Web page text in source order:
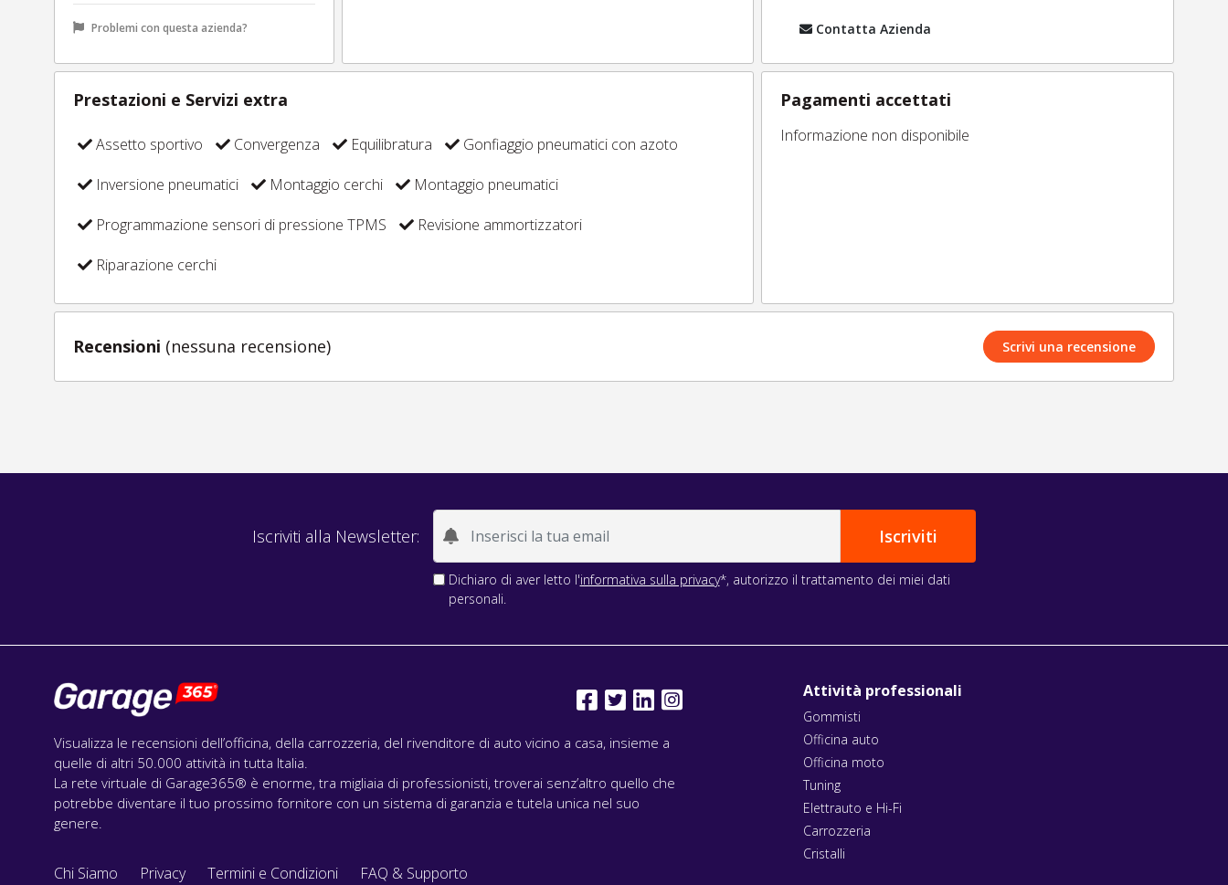
Problemi con questa azienda? Contatta Azienda
Prestazioni e Servizi extra
Assetto sportivo Convergenza Equilibratura
Gonfiaggio pneumatici con azoto
Inversione pneumatici
Montaggio cerchi
Montaggio pneumatici
Programmazione sensori di pressione TPMS
Revisione ammortizzatori
Riparazione cerchi
Pagamenti accettati
Informazione non disponibile
Recensioni (nessuna recensione) Scrivi una recensione
Iscriviti alla Newsletter:
Dichiaro di aver letto l'informativa sulla privacy*, autorizzo il trattamento dei miei dati
personali.
Visualizza le recensioni dell’officina, della carrozzeria, del rivenditore di auto vicino a casa, insieme a
quelle di altri 50.000 attività in tutta Italia.
La rete virtuale di Garage365® è enorme, tra migliaia di professionisti, troverai senz’altro quello che
potrebbe diventare il tuo prossimo fornitore con un sistema di garanzia e tutela unica nel suo
genere.
Chi Siamo Privacy Termini e Condizioni FAQ & Supporto
Attività professionali
Gommisti
Officina auto
Officina moto
Tuning
Elettrauto e Hi-Fi
Carrozzeria
Cristalli